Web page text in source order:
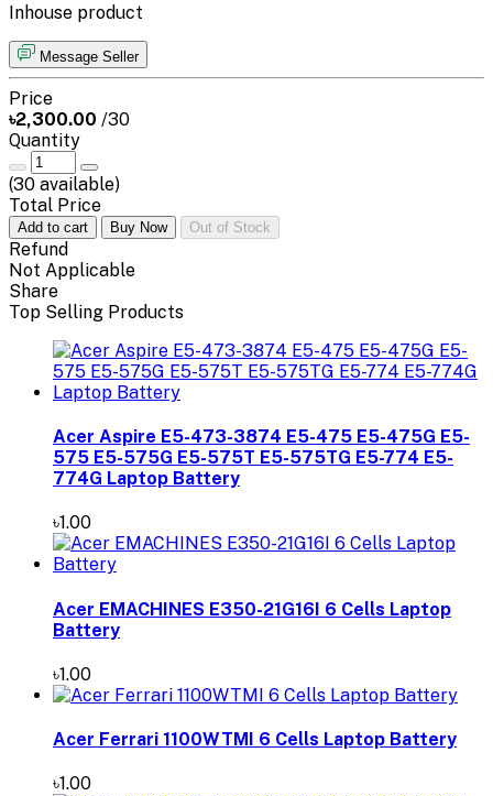
Inhouse product
Message Seller
Price
৳2,300.00 /30
Quantity
(30 available)
Total Price
Add to cart Buy Now Out of Stock
Refund
Not Applicable
Share
Top Selling Products
Acer Aspire E5-473-3874 E5-475 E5-475G E5-
575 E5-575G E5-575T E5-575TG E5-774 E5-
774G Laptop Battery
৳1.00
Acer EMACHINES E350-21G16I 6 Cells Laptop
Battery
৳1.00
Acer Ferrari 1100WTMI 6 Cells Laptop Battery
৳1.00